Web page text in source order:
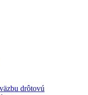
drôtovú